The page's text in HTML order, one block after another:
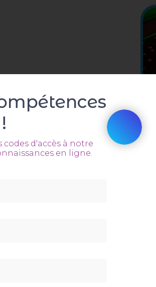
codes d'accès à notre
en ligne.